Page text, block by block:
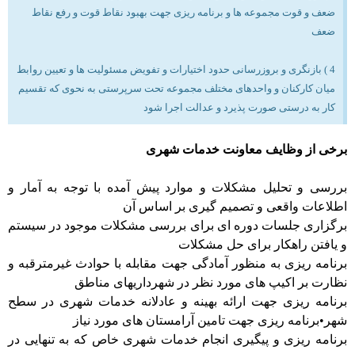
ضعف و قوت مجموعه ها و برنامه ریزی جهت بهبود نقاط قوت و رفع نقاط
ضعف
4 ) بازنگری و بروزرسانی حدود اختیارات و تفویض مسئولیت ها و تعیین روابط
میان کارکنان و واحدهای مختلف مجموعه تحت سرپرستی به نحوی که تقسیم
کار به درستی صورت پذیرد و عدالت اجرا شود
برخی از وظایف معاونت خدمات شهری
بررسی و تحلیل مشکلات و موارد پیش آمده با توجه به آمار و
اطلاعات واقعی و تصمیم گیری بر اساس آن
برگزاری جلسات دوره ای برای بررسی مشکلات موجود در سیستم
و یافتن راهکار برای حل مشکلات
برنامه ریزی به منظور آمادگی جهت مقابله با حوادث غیرمترقبه و
نظارت بر اکیپ های مورد نظر در شهرداریهای مناطق
برنامه ریزی جهت ارائه بهینه و عادلانه خدمات شهری در سطح
شهر•برنامه ریزی جهت تامین آرامستان های مورد نیاز
برنامه ریزی و پیگیری انجام خدمات شهری خاص که به تنهایی در